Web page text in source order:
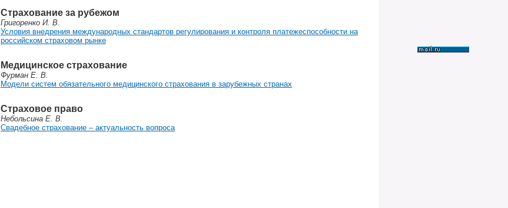
Страхование за рубежом
Григоренко И. В.
Условия внедрения международных стандартов регулирования и контроля платежеспособности на
российском страховом рынке
Медицинское страхование
Фурман Е. В.
Модели систем обязательного медицинского страхования в зарубежных странах
Страховое право
Небольсина Е. В.
Свадебное страхование – актуальность вопроса